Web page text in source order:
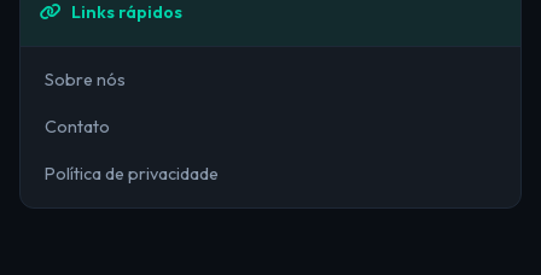
Links rápidos
Sobre nós
Contato
Política de privacidade